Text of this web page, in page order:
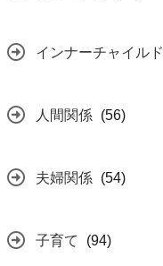
インナーチャイルド
人間関係 (56)
夫婦関係 (54)
子育て (94)